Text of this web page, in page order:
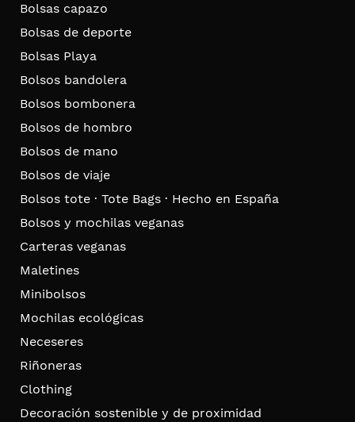
Bolsas capazo
Bolsas de deporte
Bolsas Playa
Bolsos bandolera
Bolsos bombonera
Bolsos de hombro
Bolsos de mano
Bolsos de viaje
Bolsos tote · Tote Bags · Hecho en España
Bolsos y mochilas veganas
Carteras veganas
Maletines
Minibolsos
Mochilas ecológicas
Neceseres
Riñoneras
Clothing
Decoración sostenible y de proximidad